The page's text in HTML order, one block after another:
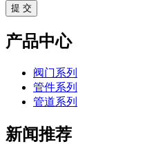
提 交
产品中心
阀门系列
管件系列
管道系列
新闻推荐